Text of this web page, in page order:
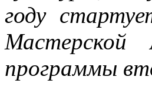
году
Мастерской
программы